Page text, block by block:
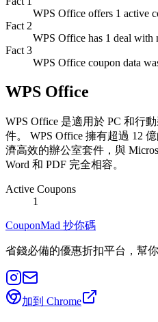
WPS Office offers 1 active
Fact 2
WPS Office has 1 deal with
Fact 3
WPS Office coupon data
WPS Office
WPS Office 是適用於 PC 和行
件。 WPS Office 擁有超過 12
濟高效的辦公室套件，與
Word 和 PDF 完全相容。
Active Coupons
1
CouponMad 抄你碼
省錢必備的優惠折扣平台，幫
加到 Chrome